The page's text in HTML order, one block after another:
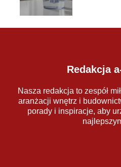
Redakcja
Nasza redakcja to zespół
aranżacji wnętrz i
porady i inspiracje, aby